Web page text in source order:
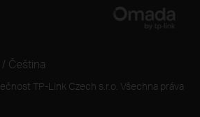
TP-Link Czech s.r.o. Všechna práva
Čeština